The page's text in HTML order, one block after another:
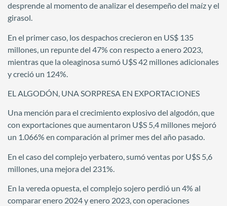
desprende al momento de analizar el desempeño del maíz y el
girasol.
En el primer caso, los despachos crecieron en US$ 135
millones, un repunte del 47% con respecto a enero 2023,
mientras que la oleaginosa sumó U$S 42 millones adicionales
y creció un 124%.
EL ALGODÓN, UNA SORPRESA EN EXPORTACIONES
Una mención para el crecimiento explosivo del algodón, que
con exportaciones que aumentaron U$S 5,4 millones mejoró
un 1.066% en comparación al primer mes del año pasado.
En el caso del complejo yerbatero, sumó ventas por U$S 5,6
millones, una mejora del 231%.
En la vereda opuesta, el complejo sojero perdió un 4% al
comparar enero 2024 y enero 2023, con operaciones